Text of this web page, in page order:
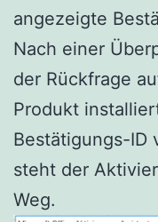
angezeigte
Nach einer
der Rückfrage
Produkt
Bestätigungs-ID
steht der
Weg.